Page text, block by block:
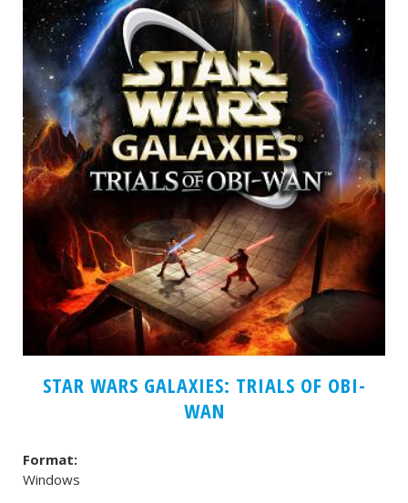
STAR WARS GALAXIES: TRIALS OF OBI-
WAN
Format:
Windows